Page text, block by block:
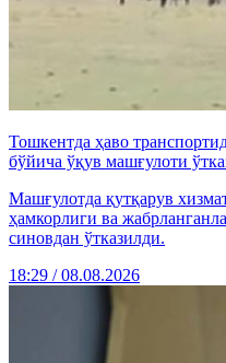
Тошкентда ҳаво
бўйича ўқув машғулоти
Машғулотда қутқарув
ҳамкорлиги ва
синовдан ўтказилди.
18:29 / 08.08.2026